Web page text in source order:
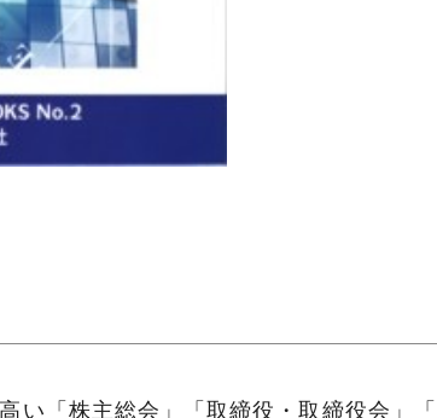
い「株主総会」「取締役・取締役会」